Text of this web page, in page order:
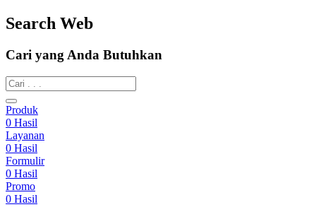
Search Web
Cari yang Anda Butuhkan
Produk
0 Hasil
Layanan
0 Hasil
Formulir
0 Hasil
Promo
0 Hasil